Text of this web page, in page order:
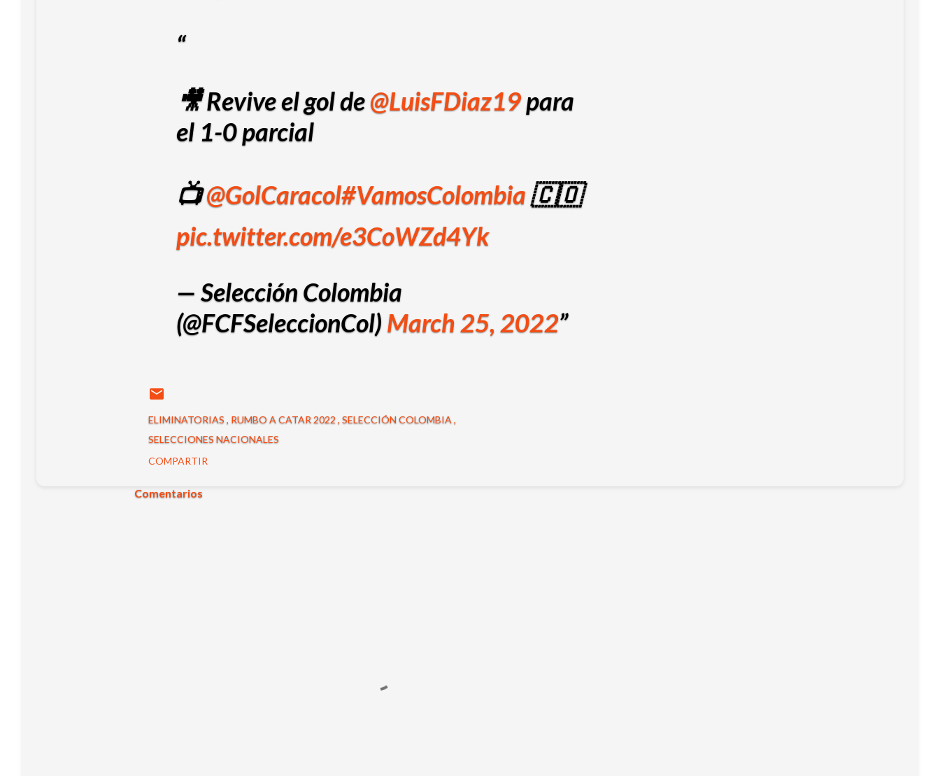
🎥 Revive el gol de@LuisFDiaz19para
el 1-0 parcial
📺@GolCaracol#VamosColombia🇨🇴
pic.twitter.com/e3CoWZd4Yk
— Selección Colombia
(@FCFSeleccionCol)March 25, 2022
ELIMINATORIAS RUMBO A CATAR 2022 SELECCIÓN COLOMBIA
SELECCIONES NACIONALES
COMPARTIR
Comentarios